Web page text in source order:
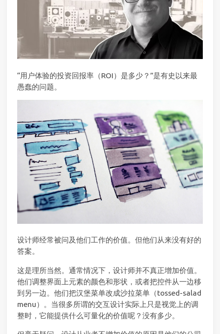
“用户体验的投资回报率（ROI）是多少？”是有史以来最
愚蠢的问题。
设计师经常被问及他们工作的价值。但他们从来没有好的
答案。
这是理所当然。通常情况下，设计师并不真正增加价值。
他们调整界面上元素的颜色和形状，或者把控件从一边移
到另一边。他们把汉堡菜单改成沙拉菜单（tossed-salad
menu）。当很多所谓的交互设计实际上只是视觉上的调
整时，它能提供什么可量化的价值呢？没有多少。